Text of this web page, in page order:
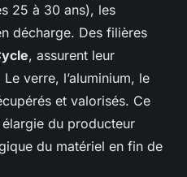
25 à 30 ans), les
décharge. Des filières
, assurent leur
Le verre, l’aluminium, le
et valorisés. Ce
du producteur
du matériel en fin de